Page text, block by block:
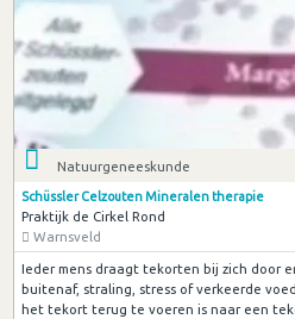
Natuurgeneeskunde
Schüssler Celzouten Mineralen therapie
Praktijk de Cirkel Rond
Warnsveld
Ieder mens draagt tekorten bij zich door
buitenaf, straling, stress of verkeerde
het tekort terug te voeren is naar een